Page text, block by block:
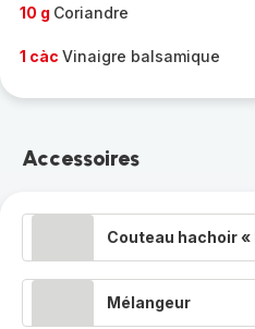
10 g Coriandre
1 càc Vinaigre balsamique
Accessoires
Couteau hachoir
Mélangeur